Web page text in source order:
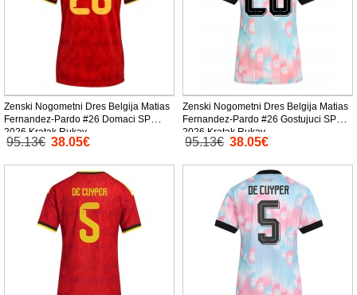
Zenski Nogometni Dres Belgija Matias
Fernandez-Pardo #26 Domaci SP
2026 Kratak Rukav
95.13€ 38.05€
Zenski Nogometni Dres Belgija Matias
Fernandez-Pardo #26 Gostujuci SP
2026 Kratak Rukav
95.13€ 38.05€